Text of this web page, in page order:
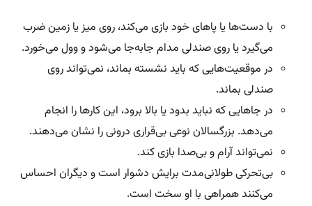
با دست‌ها یا پاهای خود بازی می‌کند، روی میز یا زمین ضرب
می‌گیرد یا روی صندلی مدام جابه‌جا می‌شود و وول می‌خورد.
در موقعیت‌هایی که باید نشسته بماند، نمی‌تواند روی
صندلی بماند.
در جاهایی که نباید بدود یا بالا برود، این کارها را انجام
می‌دهد. بزرگسالان نوعی بی‌قراری درونی را نشان می‌دهند.
نمی‌تواند آرام و بی‌صدا بازی کند.
بی‌تحرکی طولانی‌مدت برایش دشوار است و دیگران احساس
می‌کنند همراهی با او سخت است.